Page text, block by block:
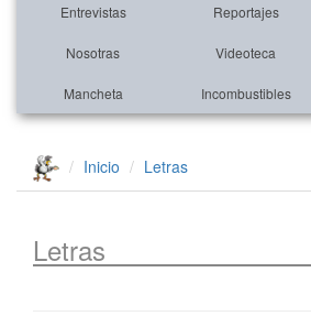
Entrevistas Reportajes
Nosotras Videoteca
Mancheta Incombustibles
Inicio Letras
Letras